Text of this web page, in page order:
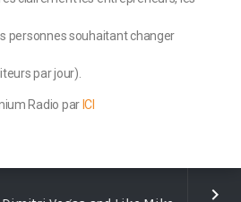
keyboard_arrow_right
personnes souhaitant changer
par jour).
Radio par ICI